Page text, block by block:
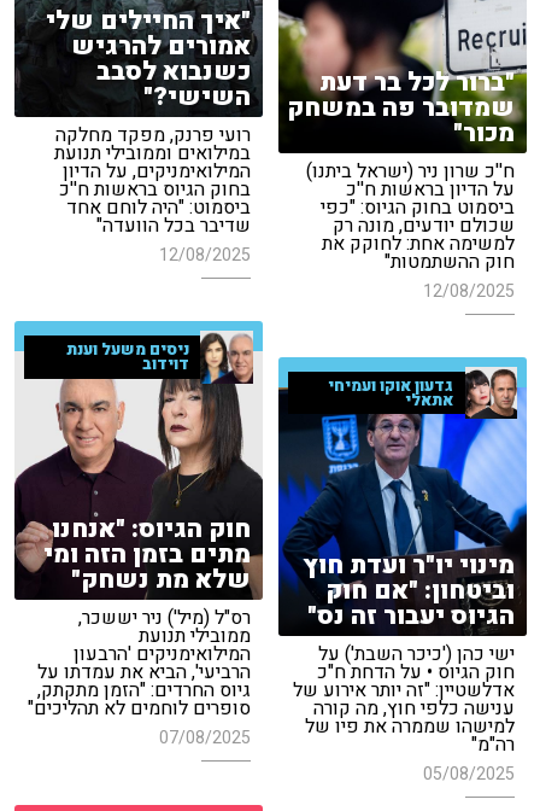
"איך החיילים שלי
אמורים להרגיש
כשנבוא לסבב
השישי?"
רועי פרנק, מפקד מחלקה
במילואים וממובילי תנועת
המילואימניקים, על הדיון
בחוק הגיוס בראשות ח''כ
ביסמוט: "היה לוחם אחד
שדיבר בכל הוועדה"
12/08/2025
"ברור לכל בר דעת
שמדובר פה במשחק
מכור"
ח''כ שרון ניר (ישראל ביתנו)
על הדיון בראשות ח''כ
ביסמוט בחוק הגיוס: "כפי
שכולם יודעים, מונה רק
למשימה אחת: לחוקק את
חוק ההשתמטות"
12/08/2025
ניסים משעל וענת
דוידוב
חוק הגיוס: "אנחנו
מתים בזמן הזה ומי
שלא מת נשחק"
רס"ל (מיל') ניר יששכר,
ממובילי תנועת
המילואימניקים 'הרבעון
הרביעי', הביא את עמדתו על
גיוס החרדים: "הזמן מתקתק,
סופרים לוחמים לא תהליכים"
07/08/2025
גדעון אוקו ועמיחי
אתאלי
מינוי יו"ר ועדת חוץ
וביטחון: "אם חוק
הגיוס יעבור זה נס"
ישי כהן ('כיכר השבת') על
חוק הגיוס • על הדחת ח"כ
אדלשטיין: "זה יותר אירוע של
ענישה כלפי חוץ, מה קורה
למישהו שממרה את פיו של
רה"מ"
05/08/2025